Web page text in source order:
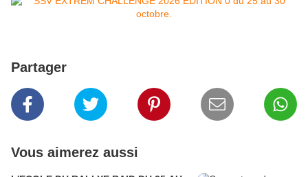
Partager
Vous aimerez aussi